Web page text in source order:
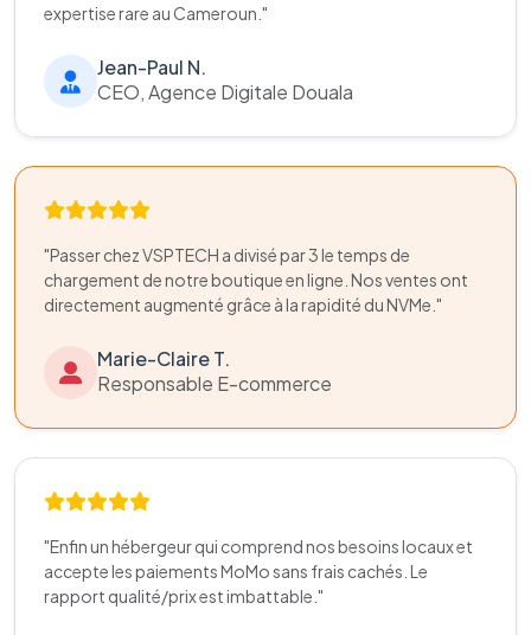
expertise rare au Cameroun."
Jean-Paul N.
CEO, Agence Digitale Douala
"Passer chez VSPTECH a divisé par 3 le temps de
chargement de notre boutique en ligne. Nos ventes ont
directement augmenté grâce à la rapidité du NVMe."
Marie-Claire T.
Responsable E-commerce
"Enfin un hébergeur qui comprend nos besoins locaux et
accepte les paiements MoMo sans frais cachés. Le
rapport qualité/prix est imbattable."